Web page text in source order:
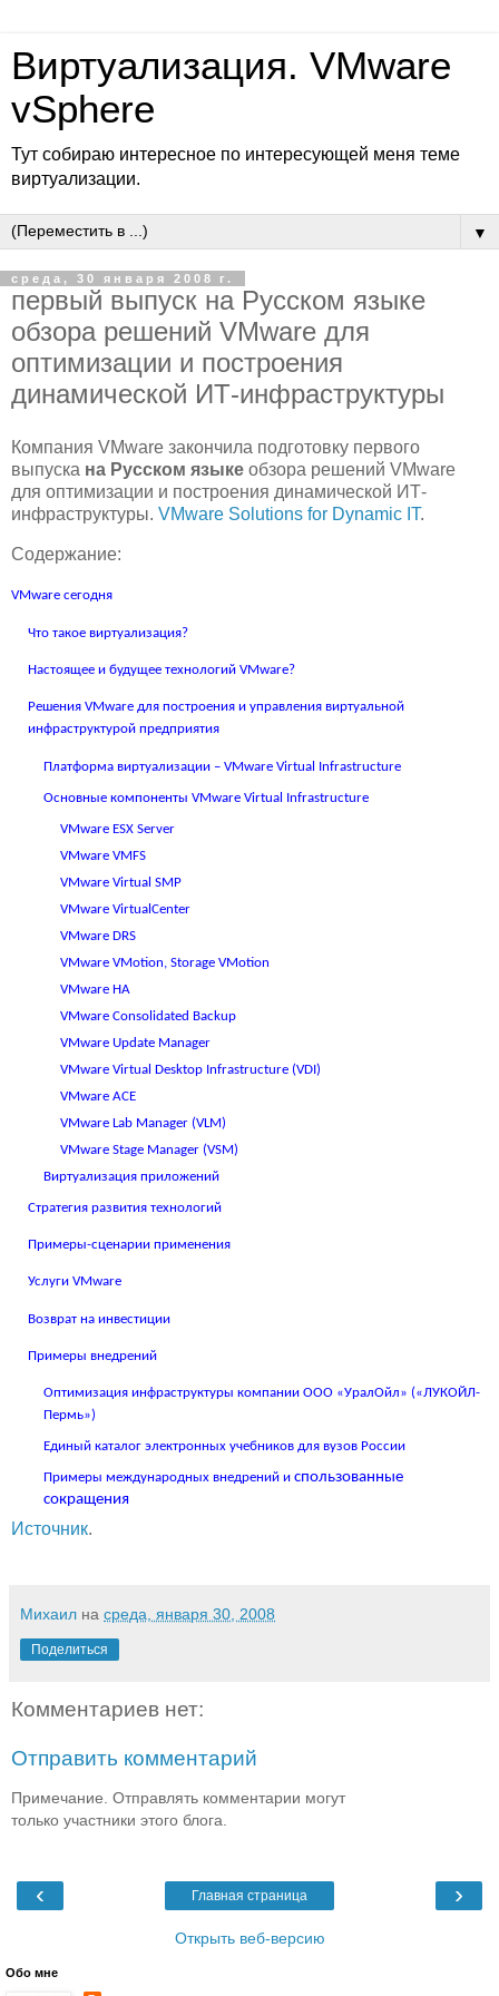
Виртуализация. VMware
vSphere
Тут собираю интересное по интересующей меня теме
виртуализации.
▼
среда, 30 января 2008 г.
первый выпуск на Русском языке
обзора решений VMware для
оптимизации и построения
динамической ИТ-инфраструктуры
Компания VMware закончила подготовку первого
выпуска на Русском языке обзора решений VMware
для оптимизации и построения динамической ИТ-
инфраструктуры. VMware Solutions for Dynamic IT.
Содержание:
VMware сегодня
Что такое виртуализация?
Настоящее и будущее технологий VMware?
Решения VMware для построения и управления виртуальной
инфраструктурой предприятия
Платформа виртуализации –VMware Virtual Infrastructure
Основные компоненты VMware Virtual Infrastructure
VMware ESX Server
VMware VMFS
VMware Virtual SMP
VMware VirtualCenter
VMware DRS
VMware VMotion, Storage VMotion
VMware HA
VMware Consolidated Backup
VMware Update Manager
VMware Virtual Desktop Infrastructure (VDI)
VMware ACE
VMware Lab Manager(VLM)
VMware Stage Manager(VSM)
Виртуализация приложений
Стратегия развития технологий
Примеры-сценарии применения
УслугиVMware
Возврат на инвестиции
Примеры внедрений
Оптимизация инфраструктуры компании ООО «УралОйл» («ЛУКОЙЛ-
Пермь»)
Единый каталог электронных учебников для вузов России
Примеры международных внедрений использованные
сокращения
Источник.
Михаил на среда, января 30, 2008
Поделиться
Комментариев нет:
Отправить комментарий
Примечание. Отправлять комментарии могут
только участники этого блога.
‹ ›
Главная страница
Открыть веб-версию
Обо мне